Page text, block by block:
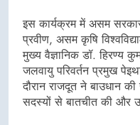
इस कार्यक्रम में असम
प्रवीण, असम कृषि
मुख्य वैज्ञानिक डॉ. हिरण्य
जलवायु परिवर्तन प्रमुख
दौरान राजदूत ने बाउधान
सदस्यों से बातचीत की और